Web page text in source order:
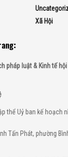
Xã Hội
pháp luật & Kinh tế hội
thể Uỷ ban kế hoạch
Tấn Phát, phường